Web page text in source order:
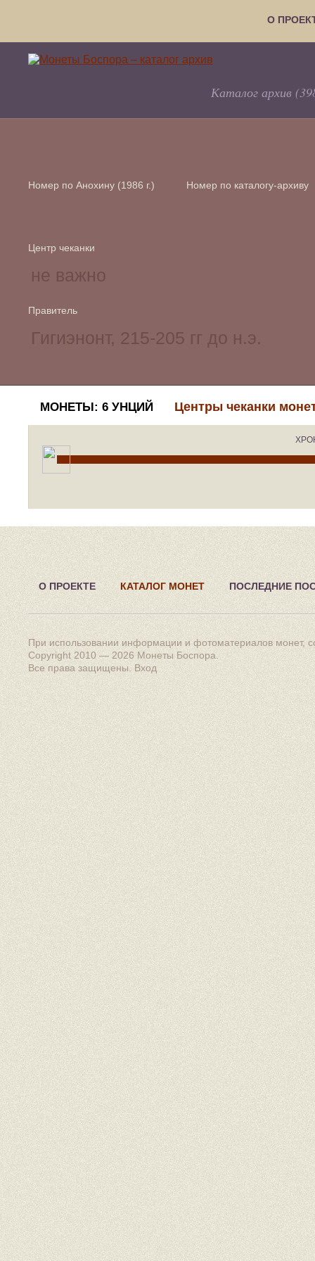
О
Каталог архив
Номер по Анохину (1986 г.) Номер по каталогу-архиву
Центр чеканки
Правитель
МОНЕТЫ: 6 УНЦИЙ Центры чеканки
О ПРОЕКТЕ КАТАЛОГ МОНЕТ ПОСЛЕДНИЕ
При использовании информации и фотоматериалов монет,
Copyright 2010 — 2026 Монеты Боспора
Все права защищены. Вход